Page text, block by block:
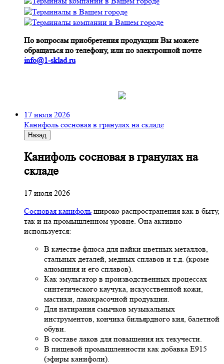
По вопросам приобретения продукции Вы можете
обращаться по телефону, или по электронной почте
info@1-sklad.ru
17 июля 2026
Канифоль сосновая в гранулах на складе
Назад
Канифоль сосновая в гранулах на
складе
17 июля 2026
Сосновая канифоль широко распространения как в быту,
так и на промышленном уровне. Она активно
используется:
В качестве флюса для пайки цветных металлов,
стальных деталей, медных сплавов и т.д. (кроме
алюминия и его сплавов).
Как эмульгатор в производственных процессах
синтетического каучука, искусственной кожи,
мастики, лакокрасочной продукции.
Для натирания смычков музыкальных
инструментов, кончика бильярдного кия, балетной
обуви.
В составе лаков для повышения их текучести.
В пищевой промышленности как добавка Е915
(эфиры канифоли).